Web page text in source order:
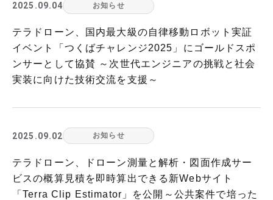
2025.09.04 お知らせ
テラドローン、国内最大級の自律移動ロボット実証
イベント「つくばチャレンジ2025」にゴールドスポ
ンサーとして協賛 ～次世代エンジニアの挑戦と社会
実装に向けた技術交流を支援～
2025.09.02 お知らせ
テラドローン、ドローン測量と解析・図面作成サー
ビスの概算見積を即時算出できる新Webサイト
「Terra Clip Estimator」を公開～公共案件で培った